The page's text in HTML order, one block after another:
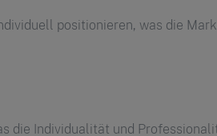
positionieren, was die
die Individualität und